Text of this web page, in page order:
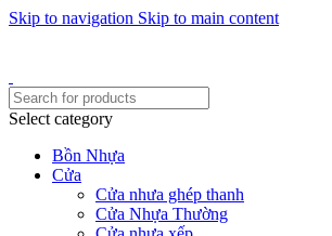
Skip to navigation Skip to main content
Select category
Bồn Nhựa
Cửa
Cửa nhưa ghép thanh
Cửa Nhựa Thường